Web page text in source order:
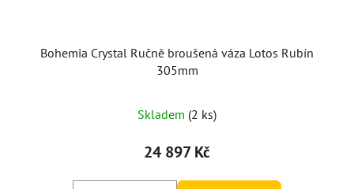
Bohemia Crystal Ručně broušená váza Lotos Rubín
305mm
Skladem (2 ks)
24 897 Kč